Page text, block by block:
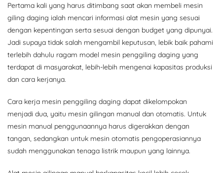
Pertama kali yang harus ditimbang saat akan membeli mesin
giling daging ialah mencari informasi alat mesin yang sesuai
dengan kepentingan serta sesuai dengan budget yang dipunyai.
Jadi supaya tidak salah mengambil keputusan, lebik baik pahami
terlebih dahulu ragam model mesin penggiling daging yang
terdapat di masyarakat, lebih-lebih mengenai kapasitas produksi
dan cara kerjanya.
Cara kerja mesin penggiling daging dapat dikelompokan
menjadi dua, yaitu mesin gilingan manual dan otomatis. Untuk
mesin manual penggunaannya harus digerakkan dengan
tangan, sedangkan untuk mesin otomatis pengoperasiannya
sudah menggunakan tenaga listrik maupun yang lainnya.